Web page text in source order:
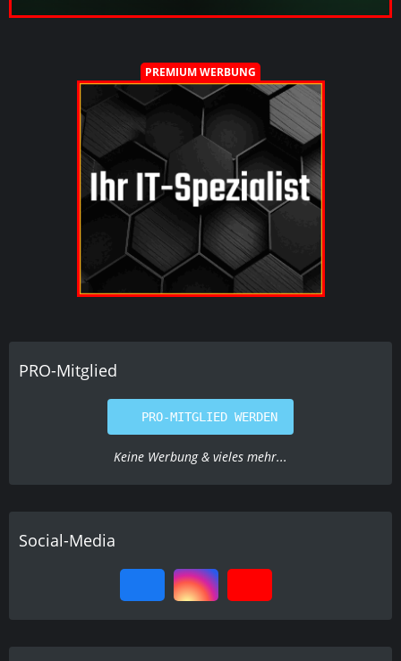
PREMIUM WERBUNG
PRO-Mitglied
PRO-MITGLIED WERDEN
Keine Werbung & vieles mehr...
Social-Media